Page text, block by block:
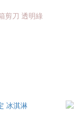
剪刀 透明綠